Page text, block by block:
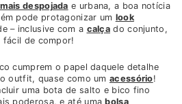
despojada e urbana, a boa notícia
pode protagonizar um look
– inclusive com a calça do conjunto,
fácil de compor!
cumprem o papel daquele detalhe
outfit, quase como um acessório!
uma bota de salto e bico fino
poderosa, e até umabolsa